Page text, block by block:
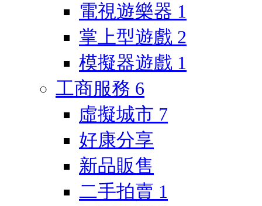
電視遊樂器 1
掌上型遊戲 2
模擬器遊戲 1
工商服務 6
虛擬城市 7
好康分享
新品販售
二手拍賣 1